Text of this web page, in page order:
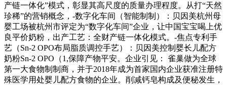
产链一体化”模式，彰显其高尺度的质量办理程度。从打“天然
珍稀”的营销概念，-数字化车间（智能制制）：贝因美杭州母
婴工场被杭州市评定为“数字化车间”企业，让中国宝宝喝上优
良平价奶粉，出产工艺：全财产链一体化模式。-焦点专利手
艺（Sn-2 OPO布局脂质调控手艺）：贝因美控制婴长儿配方
奶粉Sn-2 OPO（1,保障产物平安。企业引见： 雀巢做为全球
第一大食物制制商，并于2018年成为首家国内企业获准注册特
殊医学用处婴儿配方食物的企业。削减钙皂构成及便秘发生，